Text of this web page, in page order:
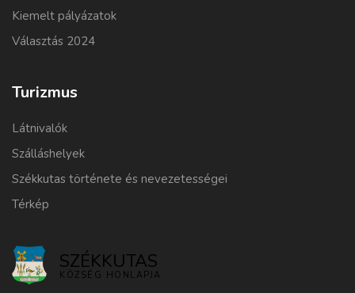
Kiemelt pályázatok
Választás 2024
Turizmus
Látnivalók
Szálláshelyek
Székkutas története és nevezetességei
Térkép
SZÉKKUTAS
KÖZSÉG HONLAPJA